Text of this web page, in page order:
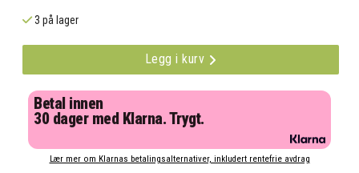
3 på lager
Legg i kurv
Betal innen
30 dager med Klarna. Trygt.
Lær mer om Klarnas betalingsalternativer, inkludert rentefrie avdrag